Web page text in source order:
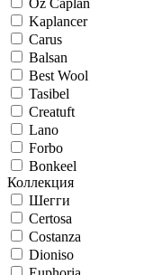
Kaplancer
Carus
Balsan
Best Wool
Tasibel
Creatuft
Lano
Forbo
Bonkeel
Коллекция
Шегги
Certosa
Costanza
Dioniso